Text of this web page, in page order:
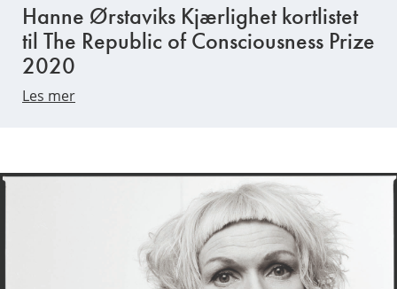
Hanne Ørstaviks Kjærlighet kortlistet
til The Republic of Consciousness Prize
2020
Les mer